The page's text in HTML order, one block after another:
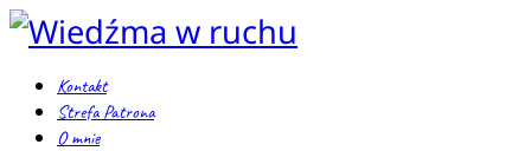
Kontakt
Strefa Patrona
O mnie